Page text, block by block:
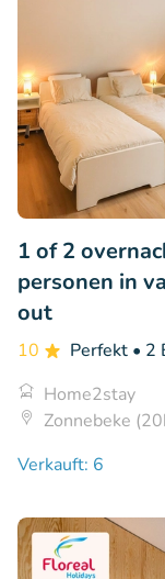
1 of 2
personen in
out
10 Perfekt • 2
Home2stay
Zonnebeke
Verkauft: 6